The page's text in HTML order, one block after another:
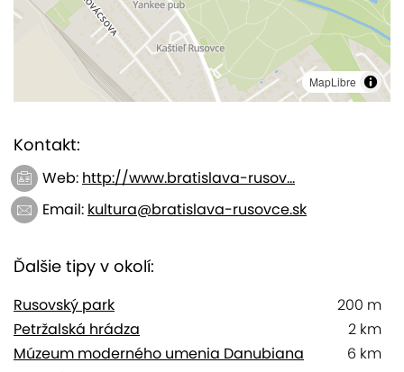
MapLibre
Kontakt:
Web: http://www.bratislava-rusov...
Email: kultura@bratislava-rusovce.sk
Ďalšie tipy v okolí:
200 m
Rusovský park
2 km
Petržalská hrádza
6 km
Múzeum moderného umenia Danubiana